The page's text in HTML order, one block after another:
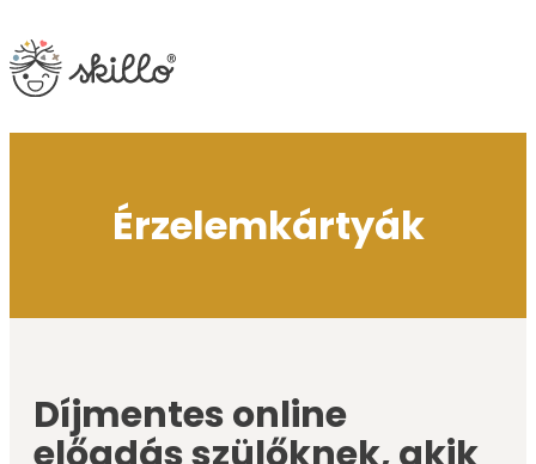
Érzelemkártyák
Díjmentes online